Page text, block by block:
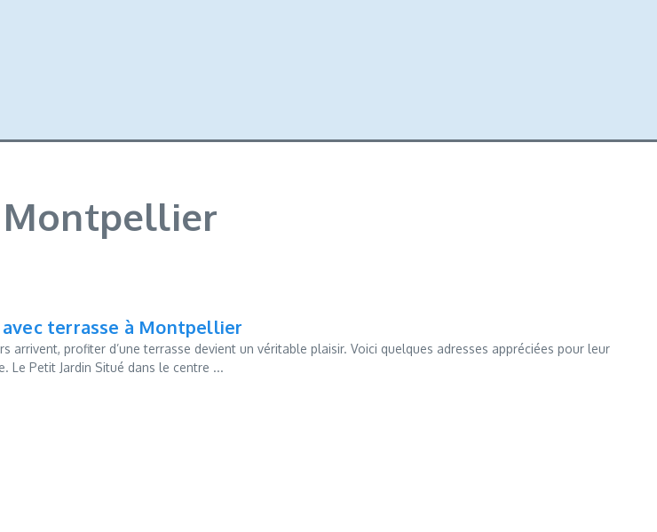
Montpellier
terrasse à Montpellier
arrivent, profiter d’une terrasse devient un véritable plaisir. Voici quelques adresses appréciées pour leur
Le Petit Jardin Situé dans le centre ...